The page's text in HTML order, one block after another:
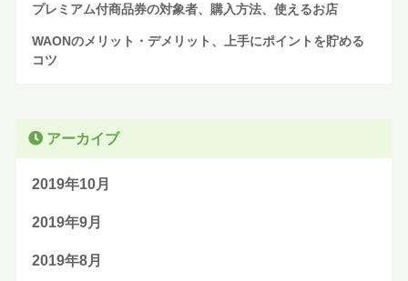
プレミアム付商品券の対象者、購入方法、使えるお店
WAONのメリット・デメリット、上手にポイントを貯める
コツ
アーカイブ
2019年10月
2019年9月
2019年8月